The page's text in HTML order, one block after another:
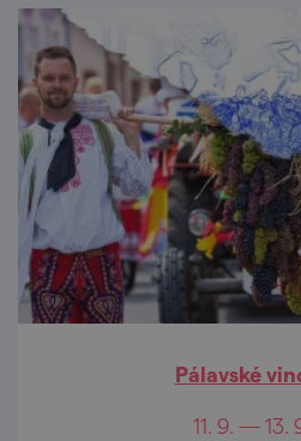
Pálavské
11. 9. — 13.